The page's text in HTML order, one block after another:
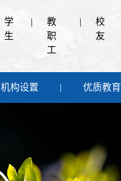
学
生
|
教
职
工
|
校
友
机构设置 优质教育